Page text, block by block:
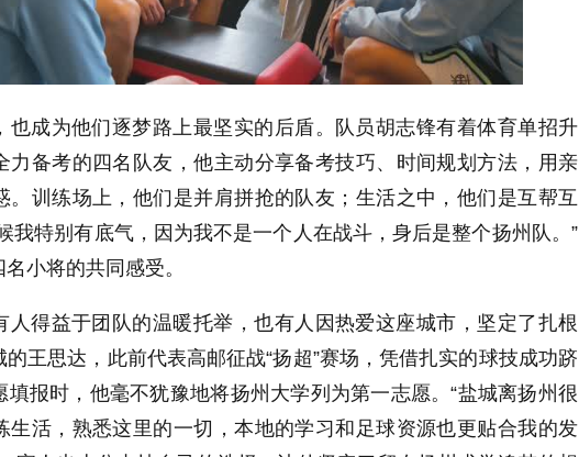
也成为他们逐梦路上最坚实的后盾。队员胡志锋有着体育单招升
力备考的四名队友，他主动分享备考技巧、时间规划方法，用亲
。训练场上，他们是并肩拼抢的队友；生活之中，他们是互帮互
我特别有底气，因为我不是一个人在战斗，身后是整个扬州队。”
小将的共同感受。
人得益于团队的温暖托举，也有人因热爱这座城市，坚定了扎根
王思达，此前代表高邮征战“扬超”赛场，凭借扎实的球技成功跻
报时，他毫不犹豫地将扬州大学列为第一志愿。“盐城离扬州很
生活，熟悉这里的一切，本地的学习和足球资源也更贴合我的发